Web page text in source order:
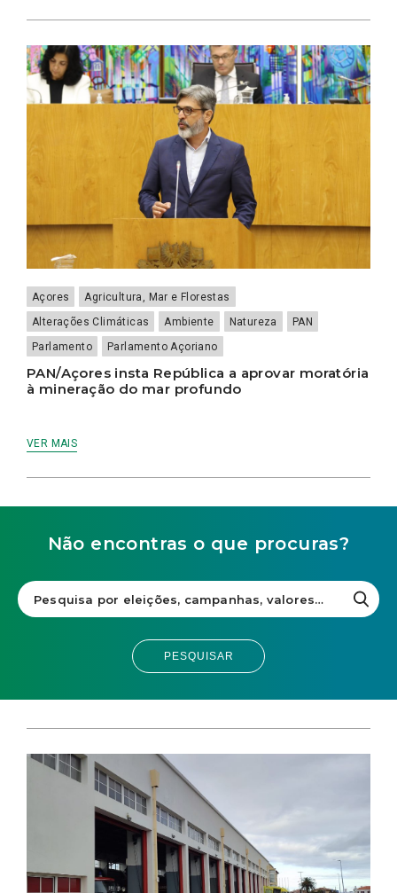
Açores
Agricultura, Mar e Florestas
Alterações Climáticas
Ambiente Natureza
PAN
Parlamento
Parlamento Açoriano
PAN/Açores insta República a aprovar moratória
à mineração do mar profundo
VER MAIS
Não encontras o que procuras?
PESQUISAR